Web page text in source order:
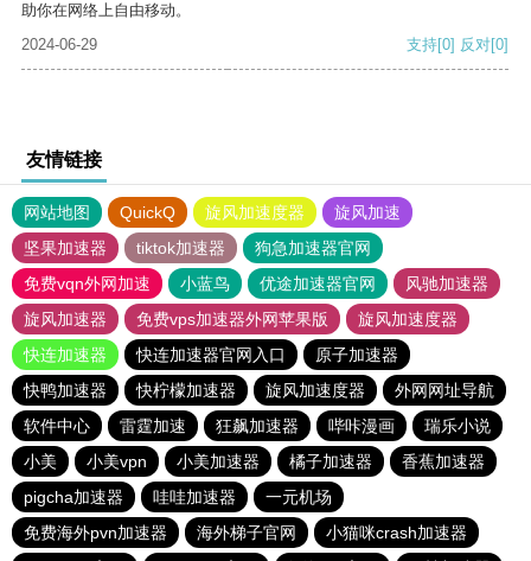
助你在网络上自由移动。
2024-06-29
支持[0] 反对[0]
友情链接
网站地图 QuickQ 旋风加速度器
旋风加速
坚果加速器
tiktok加速器
狗急加速器官网
免费vqn外网加速
小蓝鸟 优途加速器官网
风驰加速器
旋风加速器
免费vps加速器外网苹果版
旋风加速度器
快连加速器
快连加速器官网入口
原子加速器
快鸭加速器
快柠檬加速器 旋风加速度器
外网网址导航
软件中心
雷霆加速 狂飙加速器 哔咔漫画
瑞乐小说
小美
小美vpn 小美加速器 橘子加速器
香蕉加速器
pigcha加速器
哇哇加速器
一元机场
免费海外pvn加速器
海外梯子官网
小猫咪crash加速器